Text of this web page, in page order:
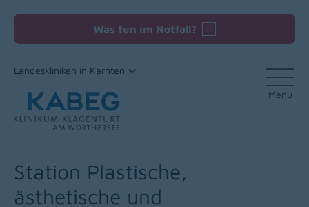
Was tun im Notfall?
Landeskliniken in Kärnten
Menü
Station Plastische,
ästhetische und